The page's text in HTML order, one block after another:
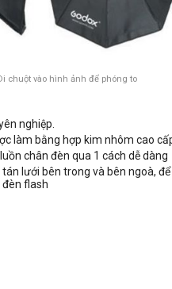
chuột vào hình ảnh để phóng to
nghiệp.
làm bằng hợp kim nhôm cao
chân đèn qua 1 cách dễ dàng
lưới bên trong và bên ngoà,
đèn flash